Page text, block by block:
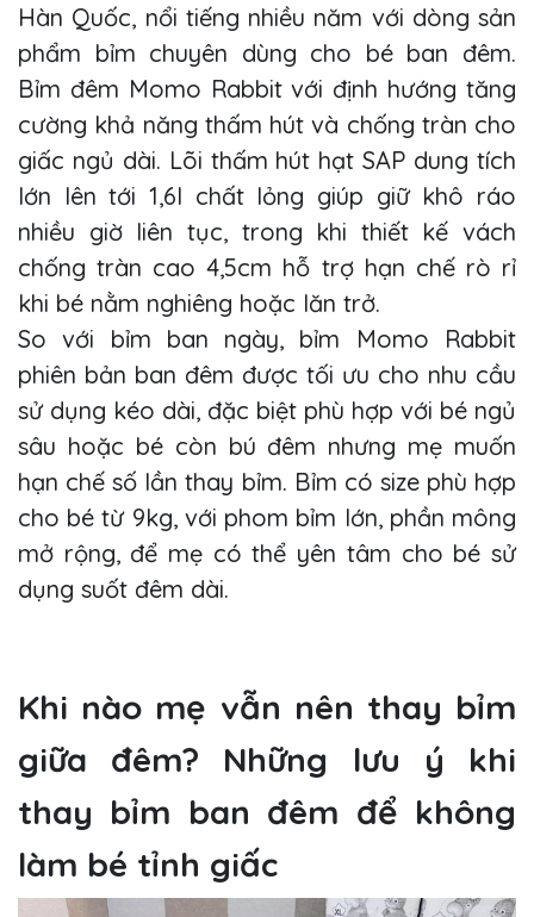
Hàn Quốc, nổi tiếng nhiều năm với dòng sản
phẩm bỉm chuyên dùng cho bé ban đêm.
Bỉm đêm Momo Rabbit với định hướng tăng
cường khả năng thấm hút và chống tràn cho
giấc ngủ dài. Lõi thấm hút hạt SAP dung tích
lớn lên tới 1,6l chất lỏng giúp giữ khô ráo
nhiều giờ liên tục, trong khi thiết kế vách
chống tràn cao 4,5cm hỗ trợ hạn chế rò rỉ
khi bé nằm nghiêng hoặc lăn trở.
So với bỉm ban ngày, bỉm Momo Rabbit
phiên bản ban đêm được tối ưu cho nhu cầu
sử dụng kéo dài, đặc biệt phù hợp với bé ngủ
sâu hoặc bé còn bú đêm nhưng mẹ muốn
hạn chế số lần thay bỉm. Bỉm có size phù hợp
cho bé từ 9kg, với phom bỉm lớn, phần mông
mở rộng, để mẹ có thể yên tâm cho bé sử
dụng suốt đêm dài.
Khi nào mẹ vẫn nên thay bỉm
giữa đêm? Những lưu ý khi
thay bỉm ban đêm để không
làm bé tỉnh giấc